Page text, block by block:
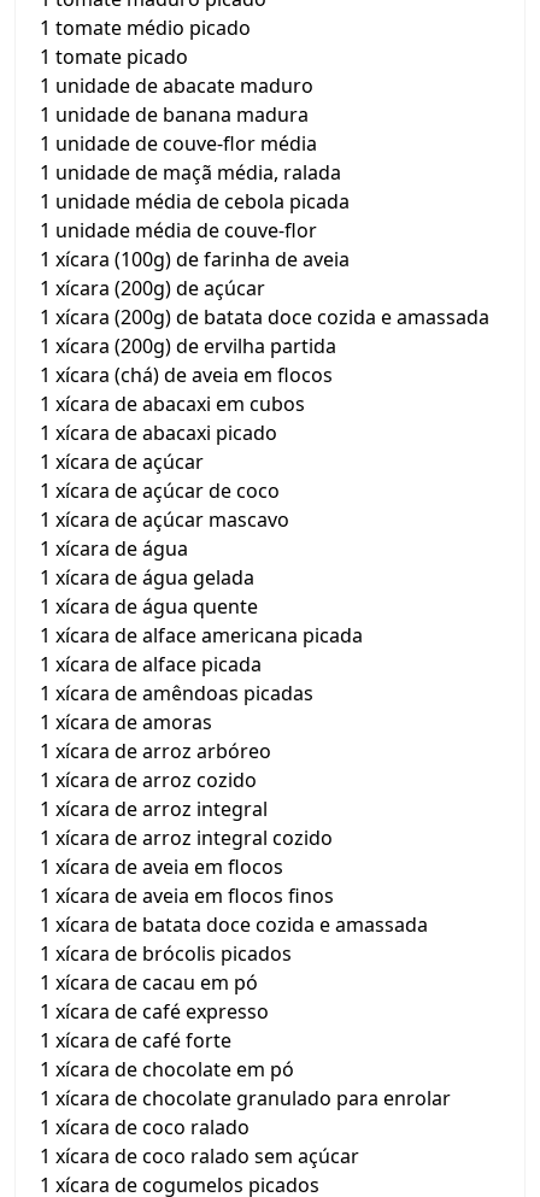
1 tomate médio picado
1 tomate picado
1 unidade de abacate maduro
1 unidade de banana madura
1 unidade de couve-flor média
1 unidade de maçã média, ralada
1 unidade média de cebola picada
1 unidade média de couve-flor
1 xícara (100g) de farinha de aveia
1 xícara (200g) de açúcar
1 xícara (200g) de batata doce cozida e amassada
1 xícara (200g) de ervilha partida
1 xícara (chá) de aveia em flocos
1 xícara de abacaxi em cubos
1 xícara de abacaxi picado
1 xícara de açúcar
1 xícara de açúcar de coco
1 xícara de açúcar mascavo
1 xícara de água
1 xícara de água gelada
1 xícara de água quente
1 xícara de alface americana picada
1 xícara de alface picada
1 xícara de amêndoas picadas
1 xícara de amoras
1 xícara de arroz arbóreo
1 xícara de arroz cozido
1 xícara de arroz integral
1 xícara de arroz integral cozido
1 xícara de aveia em flocos
1 xícara de aveia em flocos finos
1 xícara de batata doce cozida e amassada
1 xícara de brócolis picados
1 xícara de cacau em pó
1 xícara de café expresso
1 xícara de café forte
1 xícara de chocolate em pó
1 xícara de chocolate granulado para enrolar
1 xícara de coco ralado
1 xícara de coco ralado sem açúcar
1 xícara de cogumelos picados